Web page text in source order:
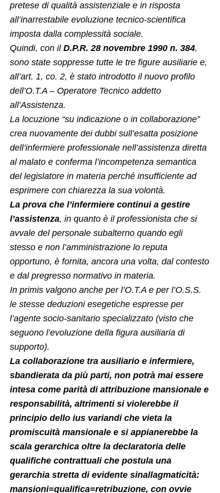
pretese di qualità assistenziale e in risposta
all’inarrestabile evoluzione tecnico-scientifica
imposta dalla complessità sociale.
Quindi, con il D.P.R. 28 novembre 1990 n. 384,
sono state soppresse tutte le tre figure ausiliarie e,
all’art. 1, co. 2, è stato introdotto il nuovo profilo
dell’O.T.A – Operatore Tecnico addetto
all’Assistenza.
La locuzione “su indicazione o in collaborazione”
crea nuovamente dei dubbi sull’esatta posizione
dell’infermiere professionale nell’assistenza diretta
al malato e conferma l’incompetenza semantica
del legislatore in materia perché insufficiente ad
esprimere con chiarezza la sua volontà.
La prova che l’infermiere continui a gestire
l’assistenza, in quanto è il professionista che si
avvale del personale subalterno quando egli
stesso e non l’amministrazione lo reputa
opportuno, è fornita, ancora una volta, dal contesto
e dal pregresso normativo in materia.
In primis valgono anche per l’O.T.A e per l’O.S.S.
le stesse deduzioni esegetiche espresse per
l’agente socio-sanitario specializzato (visto che
seguono l’evoluzione della figura ausiliaria di
supporto).
La collaborazione tra ausiliario e infermiere,
sbandierata da più parti, non potrà mai essere
intesa come parità di attribuzione mansionale e
responsabilità, altrimenti si violerebbe il
principio dello ius variandi che vieta la
promiscuità mansionale e si appianerebbe la
scala gerarchica oltre la declaratoria delle
qualifiche contrattuali che postula una
gerarchia stretta di evidente sinallagmaticità:
mansioni=qualifica=retribuzione, con ovvie